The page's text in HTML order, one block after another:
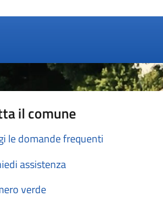
il comune
le domande frequenti
assistenza
verde